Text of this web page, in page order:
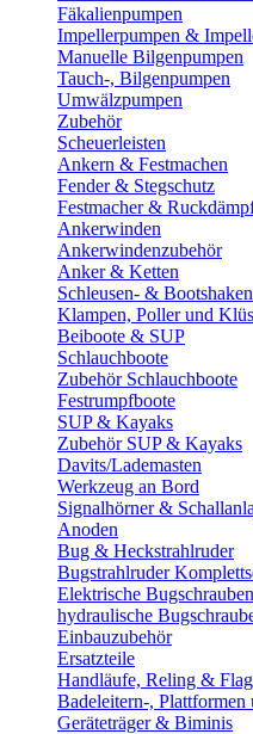
Fäkalienpumpen
Impellerpumpen &
Manuelle Bilgenpumpen
Tauch-, Bilgenpumpen
Umwälzpumpen
Zubehör
Scheuerleisten
Ankern & Festmachen
Fender & Stegschutz
Festmacher &
Ankerwinden
Ankerwindenzubehör
Anker & Ketten
Schleusen- & Bootshaken
Klampen, Poller und
Beiboote & SUP
Schlauchboote
Zubehör Schlauchboote
Festrumpfboote
SUP & Kayaks
Zubehör SUP & Kayaks
Davits/Lademasten
Werkzeug an Bord
Signalhörner &
Anoden
Bug & Heckstrahlruder
Bugstrahlruder
Elektrische Bugschrauben
hydraulische
Einbauzubehör
Ersatzteile
Handläufe, Reling &
Badeleitern-, Plattformen
Geräteträger & Biminis